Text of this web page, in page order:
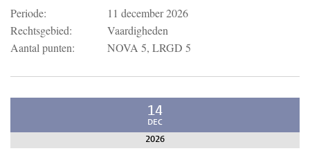
Periode:
11 december 2026
Rechtsgebied:
Vaardigheden
Aantal punten:
NOVA 5, LRGD 5
14
DEC
2026